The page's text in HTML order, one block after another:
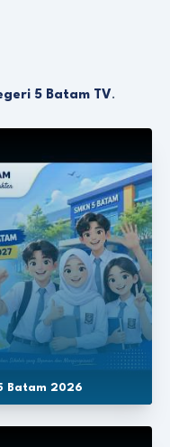
5 Batam TV.
Batam 2026